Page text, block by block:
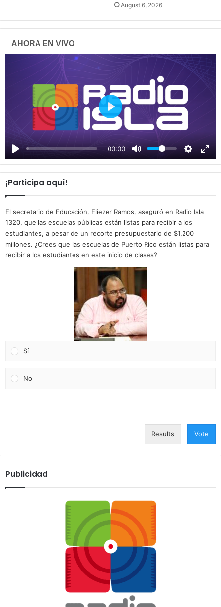
August 6, 2026
AHORA EN VIVO
00:00
P
a
y
¡Participa aquí!
El secretario de Educación, Eliezer Ramos, aseguró en Radio Isla
1320, que las escuelas públicas están listas para recibir a los
estudiantes, a pesar de un recorte presupuestario de $1,200
millones. ¿Crees que las escuelas de Puerto Rico están listas para
recibir a los estudiantes en este inicio de clases?
Sí
No
Results Vote
Publicidad